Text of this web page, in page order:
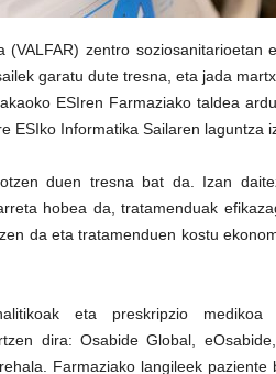
zentro soziosanitarioetan
garatu dute tresna, eta jada
ESIren Farmaziako taldea
ESIko Informatika Sailaren laguntza
duen tresna bat da. Izan
hobea da, tratamenduak
da eta tratamenduen kostu
eta preskripzio medikoa
dira: Osabide Global,
Farmaziako langileek paziente